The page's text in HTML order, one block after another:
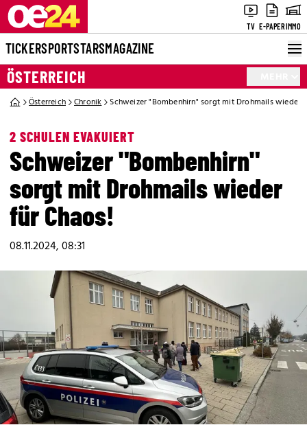
TV E-PAPERIMMO
TICKERSPORTSTARSMAGAZINE
ÖSTERREICH
Österreich Chronik Schweizer "Bombenhirn" sorgt mit Drohmails wieder
2 SCHULEN EVAKUIERT
Schweizer "Bombenhirn"
sorgt mit Drohmails wieder
für Chaos!
08.11.2024, 08:31